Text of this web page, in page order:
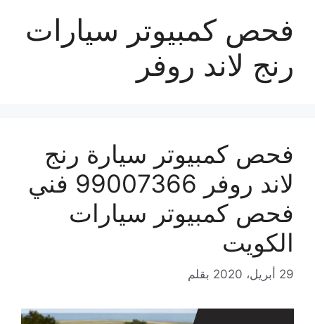
فحص كمبيوتر سيارات
رنج لاند روفر
فحص كمبيوتر سيارة رنج
لاند روفر 99007366 فني
فحص كمبيوتر سيارات
الكويت
29 أبريل، 2020 بقلم